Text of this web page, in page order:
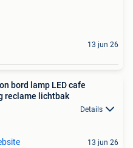
13 jun 26
bord lamp LED cafe
reclame lichtbak
Details
13 jun 26